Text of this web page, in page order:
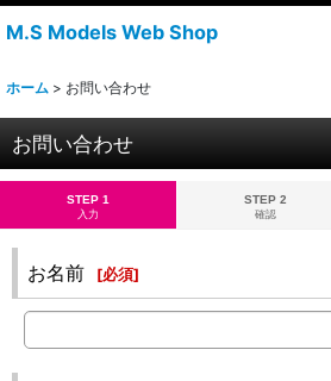
M.S Models Web Shop
ホーム > お問い合わせ
お問い合わせ
STEP 1
入力
STEP 2
確認
お名前 [必須]